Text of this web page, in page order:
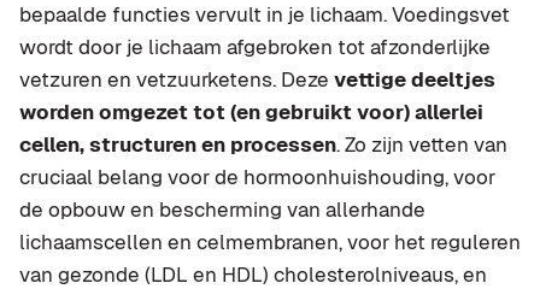
bepaalde functies vervult in je lichaam. Voedingsvet
wordt door je lichaam afgebroken tot afzonderlijke
vetzuren en vetzuurketens. Deze vettige deeltjes
worden omgezet tot (en gebruikt voor) allerlei
cellen, structuren en processen. Zo zijn vetten van
cruciaal belang voor de hormoonhuishouding, voor
de opbouw en bescherming van allerhande
lichaamscellen en celmembranen, voor het reguleren
van gezonde (LDL en HDL) cholesterolniveaus, en